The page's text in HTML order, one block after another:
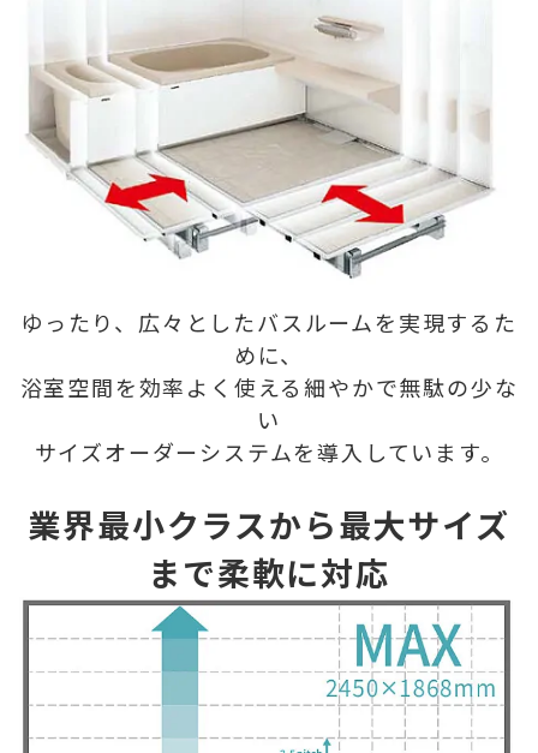
ゆったり、広々としたバスルームを実現するた
めに、
浴室空間を効率よく使える細やかで無駄の少な
い
サイズオーダーシステムを導入しています。
業界最小クラスから最大サイズ
まで柔軟に対応